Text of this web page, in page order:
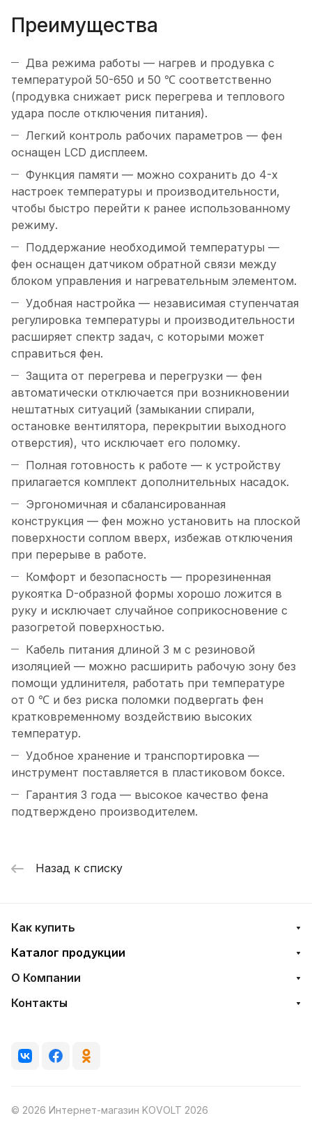
Преимущества
Два режима работы — нагрев и продувка с
температурой 50-650 и 50 ℃ соответственно
(продувка снижает риск перегрева и теплового
удара после отключения питания).
Легкий контроль рабочих параметров — фен
оснащен LCD дисплеем.
Функция памяти — можно сохранить до 4-х
настроек температуры и производительности,
чтобы быстро перейти к ранее использованному
режиму.
Поддержание необходимой температуры —
фен оснащен датчиком обратной связи между
блоком управления и нагревательным элементом.
Удобная настройка — независимая ступенчатая
регулировка температуры и производительности
расширяет спектр задач, с которыми может
справиться фен.
Защита от перегрева и перегрузки — фен
автоматически отключается при возникновении
нештатных ситуаций (замыкании спирали,
остановке вентилятора, перекрытии выходного
отверстия), что исключает его поломку.
Полная готовность к работе — к устройству
прилагается комплект дополнительных насадок.
Эргономичная и сбалансированная
конструкция — фен можно установить на плоской
поверхности соплом вверх, избежав отключения
при перерыве в работе.
Комфорт и безопасность — прорезиненная
рукоятка D-образной формы хорошо ложится в
руку и исключает случайное соприкосновение с
разогретой поверхностью.
Кабель питания длиной 3 м с резиновой
изоляцией — можно расширить рабочую зону без
помощи удлинителя, работать при температуре
от 0 ℃ и без риска поломки подвергать фен
кратковременному воздействию высоких
температур.
Удобное хранение и транспортировка —
инструмент поставляется в пластиковом боксе.
Гарантия 3 года — высокое качество фена
подтверждено производителем.
Назад к списку
Как купить
Каталог продукции
О Компании
Контакты
© 2026 Интернет-магазин KOVOLT 2026